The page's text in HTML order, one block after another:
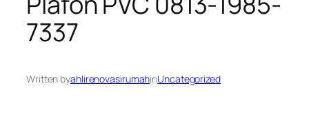
7337
Written byahlirenovasirumahinUncategorized